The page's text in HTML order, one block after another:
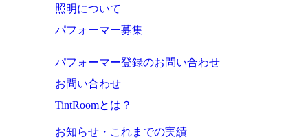
照明について
パフォーマー募集
パフォーマー登録のお問い合わせ
お問い合わせ
TintRoomとは？
お知らせ・これまでの実績